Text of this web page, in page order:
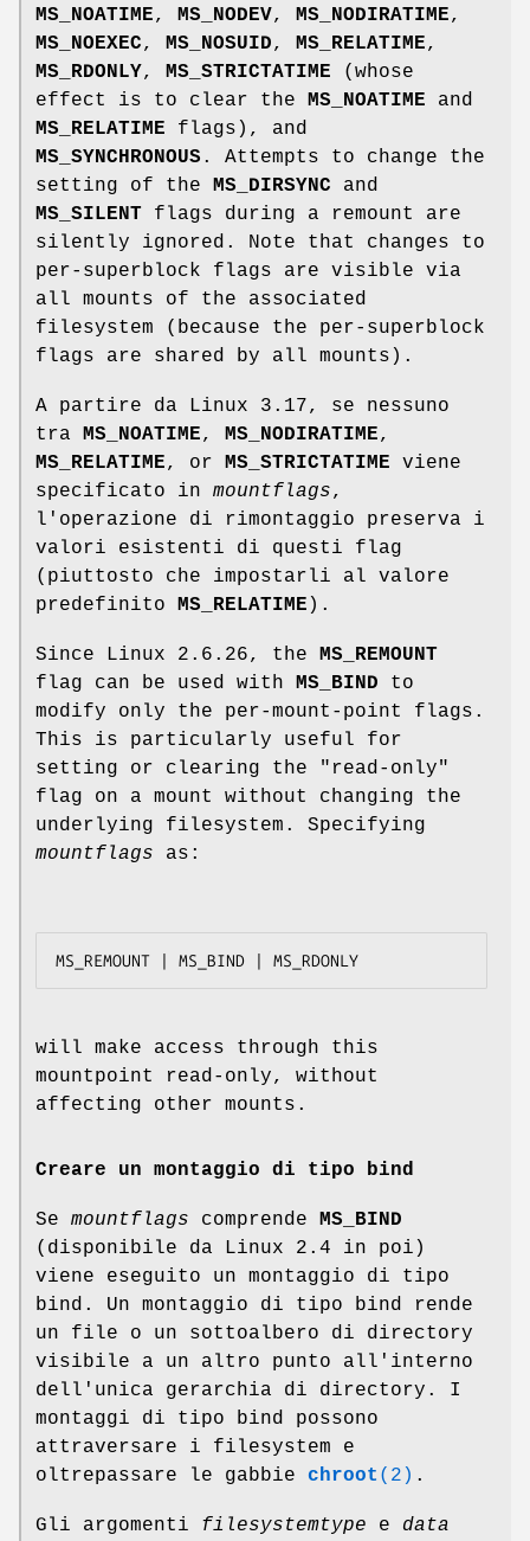
MS_NOATIME, MS_NODEV, MS_NODIRATIME,
MS_NOEXEC, MS_NOSUID, MS_RELATIME,
MS_RDONLY, MS_STRICTATIME (whose
effect is to clear the MS_NOATIME and
MS_RELATIME flags), and
MS_SYNCHRONOUS . Attempts to change the
setting of the MS_DIRSYNC and
MS_SILENT flags during a remount are
silently ignored. Note that changes to
per-superblock flags are visible via
all mounts of the associated
filesystem (because the per-superblock
flags are shared by all mounts).
A partire da Linux 3.17, se nessuno
tra MS_NOATIME, MS_NODIRATIME,
MS_RELATIME, or MS_STRICTATIME viene
specificato in mountflags,
l'operazione di rimontaggio preserva i
valori esistenti di questi flag
(piuttosto che impostarli al valore
predefinito MS_RELATIME ).
Since Linux 2.6.26, the MS_REMOUNT
flag can be used with MS_BIND to
modify only the per-mount-point flags.
This is particularly useful for
setting or clearing the "read-only"
flag on a mount without changing the
underlying filesystem. Specifying
mountflags as:
will make access through this
mountpoint read-only, without
affecting other mounts.
Creare un montaggio di tipo bind
Se mountflags comprende MS_BIND
(disponibile da Linux 2.4 in poi)
viene eseguito un montaggio di tipo
bind. Un montaggio di tipo bind rende
un file o un sottoalbero di directory
visibile a un altro punto all'interno
dell'unica gerarchia di directory. I
montaggi di tipo bind possono
attraversare i filesystem e
oltrepassare le gabbie chroot (2) .
Gli argomenti filesystemtype e data